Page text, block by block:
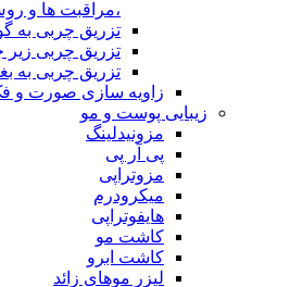
،مراقبت ها و
تزریق چربی به
تزریق چربی
تزریق چربی به
زاویه سازی صورت و
زیبایی پوست و مو
مزونیدلینگ
پی آر پی
مزوتراپی
میکرودرم
هایفوتراپی
کاشت مو
کاشت ابرو
لیزر موهای زائد